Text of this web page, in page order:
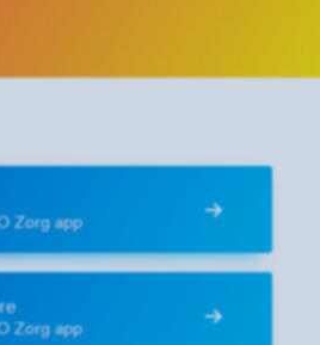
Zorg app
Zorg app